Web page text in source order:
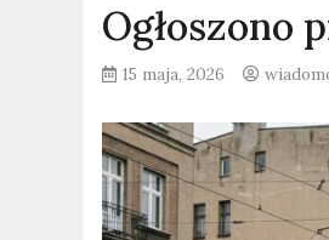
Ogłoszono
15 maja, 2026